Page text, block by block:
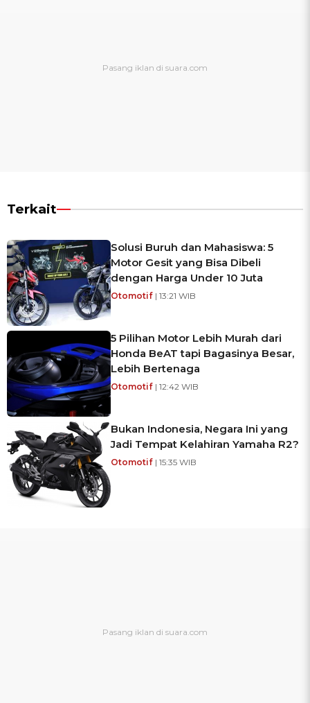
Terkait
Solusi Buruh dan Mahasiswa: 5
Motor Gesit yang Bisa Dibeli
dengan Harga Under 10 Juta
Otomotif | 13:21 WIB
5 Pilihan Motor Lebih Murah dari
Honda BeAT tapi Bagasinya Besar,
Lebih Bertenaga
Otomotif | 12:42 WIB
Bukan Indonesia, Negara Ini yang
Jadi Tempat Kelahiran Yamaha R2?
Otomotif | 15:35 WIB